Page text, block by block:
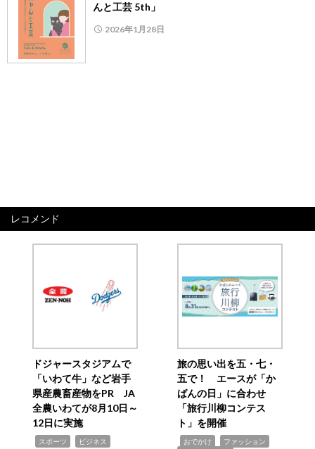
んと工芸 5th」
2026年1月28日
レコメンド
ドジャースタジアムで
「いわて牛」など岩手
県産農畜産物をPR JA
全農いわてが8月10日～
12日に実施
スポーツ ビジネス
旅の思い出を五・七・
五で！ エースが「か
ばんの日」に合わせ
「旅行川柳コンテス
ト」を開催
おでかけ ファッション